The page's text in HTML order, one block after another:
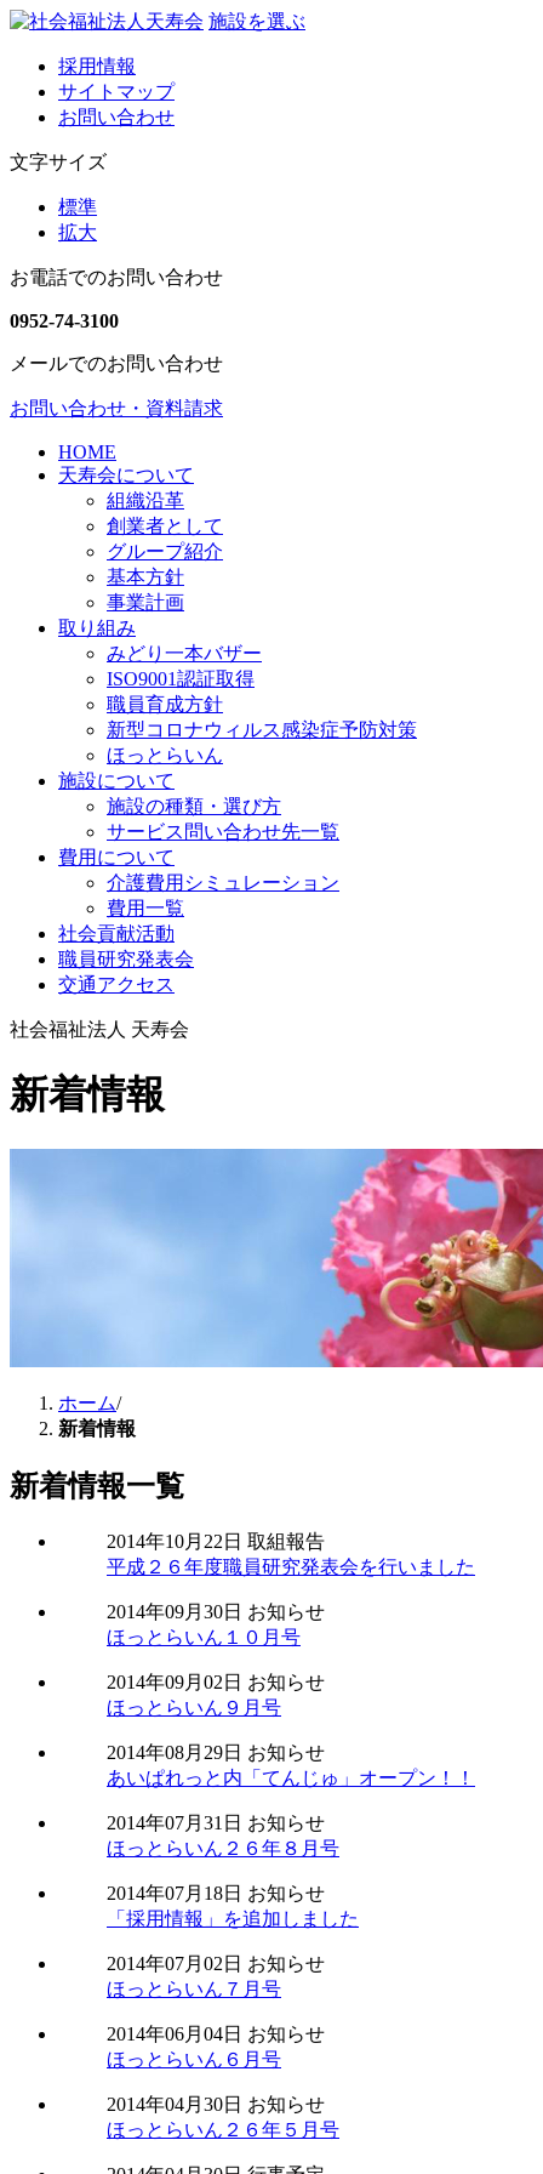
施設を選ぶ
採用情報
サイトマップ
お問い合わせ
文字サイズ
標準
拡大
お電話でのお問い合わせ
0952-74-3100
メールでのお問い合わせ
お問い合わせ・資料請求
HOME
天寿会について
組織沿革
創業者として
グループ紹介
基本方針
事業計画
取り組み
みどり一本バザー
ISO9001認証取得
職員育成方針
新型コロナウィルス感染症予防対策
ほっとらいん
施設について
施設の種類・選び方
サービス問い合わせ先一覧
費用について
介護費用シミュレーション
費用一覧
社会貢献活動
職員研究発表会
交通アクセス
社会福祉法人 天寿会
新着情報
ホーム/
新着情報
新着情報一覧
2014年10月22日 取組報告
平成２６年度職員研究発表会を行いました
2014年09月30日 お知らせ
ほっとらいん１０月号
2014年09月02日 お知らせ
ほっとらいん９月号
2014年08月29日 お知らせ
あいぱれっと内「てんじゅ」オープン！！
2014年07月31日 お知らせ
ほっとらいん２６年８月号
2014年07月18日 お知らせ
「採用情報」を追加しました
2014年07月02日 お知らせ
ほっとらいん７月号
2014年06月04日 お知らせ
ほっとらいん６月号
2014年04月30日 お知らせ
ほっとらいん２６年５月号